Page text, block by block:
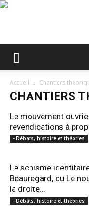
Accueil Chantiers
CHANTIERS
Le mouvement
revendications à
- Débats, histoire et théories
Le schisme
Beauregard, ou Le
la droite...
- Débats, histoire et théories